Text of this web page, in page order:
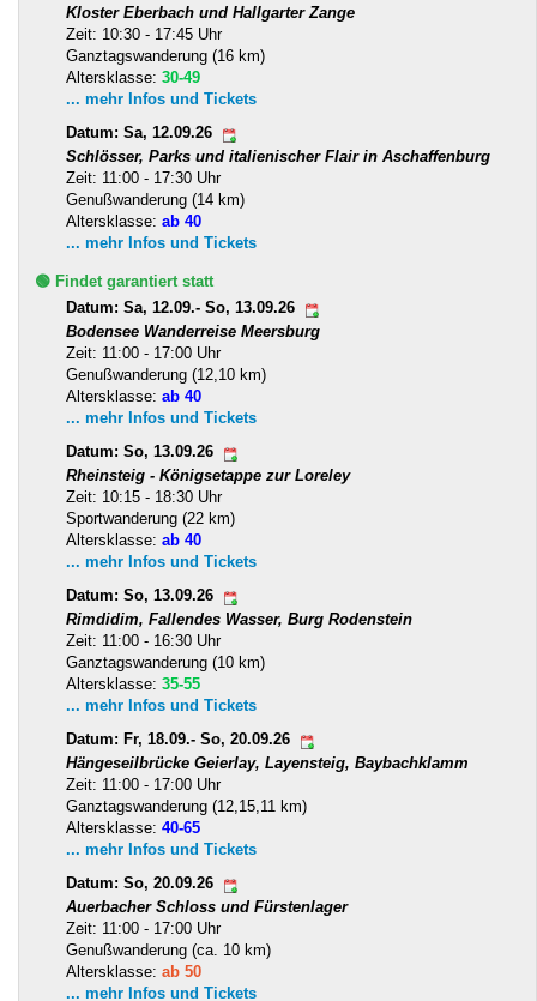
Kloster Eberbach und Hallgarter Zange
Zeit: 10:30 - 17:45 Uhr
Ganztagswanderung (16 km)
Altersklasse: 30-49
... mehr Infos und Tickets
Datum: Sa, 12.09.26
Schlösser, Parks und italienischer Flair in Aschaffenburg
Zeit: 11:00 - 17:30 Uhr
Genußwanderung (14 km)
Altersklasse: ab 40
... mehr Infos und Tickets
🟢 Findet garantiert statt
Datum: Sa, 12.09.- So, 13.09.26
Bodensee Wanderreise Meersburg
Zeit: 11:00 - 17:00 Uhr
Genußwanderung (12,10 km)
Altersklasse: ab 40
... mehr Infos und Tickets
Datum: So, 13.09.26
Rheinsteig - Königsetappe zur Loreley
Zeit: 10:15 - 18:30 Uhr
Sportwanderung (22 km)
Altersklasse: ab 40
... mehr Infos und Tickets
Datum: So, 13.09.26
Rimdidim, Fallendes Wasser, Burg Rodenstein
Zeit: 11:00 - 16:30 Uhr
Ganztagswanderung (10 km)
Altersklasse: 35-55
... mehr Infos und Tickets
Datum: Fr, 18.09.- So, 20.09.26
Hängeseilbrücke Geierlay, Layensteig, Baybachklamm
Zeit: 11:00 - 17:00 Uhr
Ganztagswanderung (12,15,11 km)
Altersklasse: 40-65
... mehr Infos und Tickets
Datum: So, 20.09.26
Auerbacher Schloss und Fürstenlager
Zeit: 11:00 - 17:00 Uhr
Genußwanderung (ca. 10 km)
Altersklasse: ab 50
... mehr Infos und Tickets